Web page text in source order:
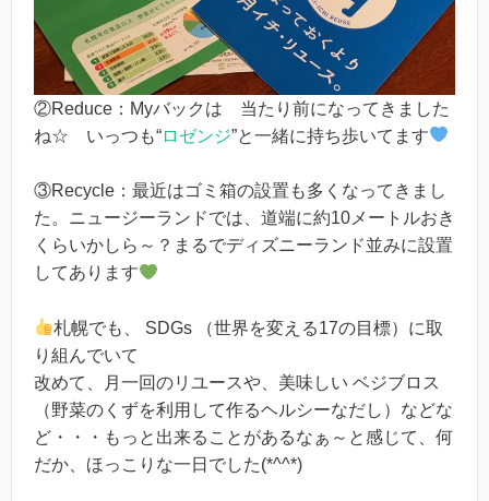
②Reduce：Myバックは 当たり前になってきました
ね☆ いっつも“ロゼンジ”と一緒に持ち歩いてます
③Recycle：最近はゴミ箱の設置も多くなってきまし
た。ニュージーランドでは、道端に約10メートルおき
くらいかしら～？まるでディズニーランド並みに設置
してあります
札幌でも、 SDGs （世界を変える17の目標）に取
り組んでいて
改めて、月一回のリユースや、美味しい ベジブロス
（野菜のくずを利用して作るヘルシーなだし）などな
ど・・・もっと出来ることがあるなぁ～と感じて、何
だか、ほっこりな一日でした(*^^*)